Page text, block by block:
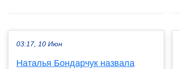
03:17, 10 Июн
Наталья Бондарчук назвала